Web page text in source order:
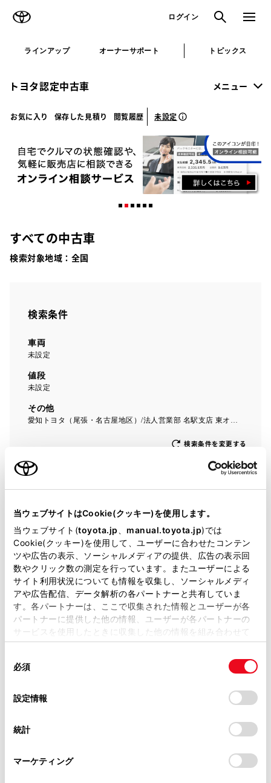
当ウェブサイトはCookie(クッキー)を使用します。
当ウェブサイト(toyota.jp manual.toyota.jp)では
Cookie(クッキー)を使用して、ユーザーに合わせたコンテン
ツや広告の表示、ソーシャルメディアの提供、広告の表示回
数やクリック数の測定を行っています。またユーザーによる
サイト利用状況についても情報を収集し、ソーシャルメディ
アや広告配信、データ解析の各パートナーと共有していま
す。各パートナーは、ここで収集された情報とユーザーが各
パートナーに提供した他の情報、ユーザーが各パートナーの
サービスを使用したときに収集した他の情報を組み合わせて
使用することがあります。当ウェブサイトの使用を続行する
デバイスにすべてのCookie(クッキー)が保存されることに同
意したことになります。Cookie(クッキー)のオプトアウト、
設定の変更、同意を撤回したりするにあたっては、当社の
「Cookie（クッキー）情報の取り扱いについて
」をご覧くだ
必須
設定情報
統計
マーケティング
ログイン 検索 メニュ
ラインアップ オーナーサポート トピックス
トヨタ認定中古車 メニュー
お気に入り 保存した見積り 閲覧履歴 未設定
すべての中古車
検索対象地域： 全国
検索条件
車両
未設定
値段
未設定
その他
愛知トヨタ（尾張・名古屋地区）/法人営業部 名駅支店 東オフィス
検索条件を変更する
0台
アイコンについて
認定中古車
トヨタ認定中古車
トヨタ認定中古車ライト
オンライン購入できる中古車のみ表示
条件に該当する物件は見つかりませんでした。検索条件を変更
地域・都道府県から探す